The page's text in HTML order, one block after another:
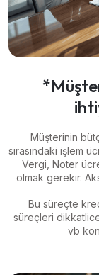
Müşterinin
sırasındaki işlem
Vergi, Noter
olmak gerekir.
Bu süreçte
süreçleri dikkatlice
vb